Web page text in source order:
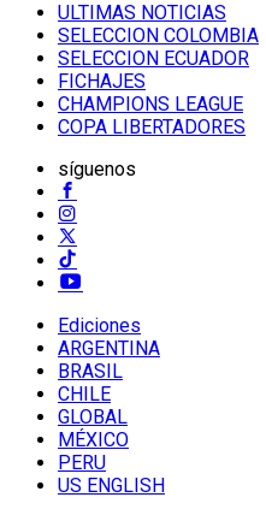
ULTIMAS NOTICIAS
SELECCION COLOMBIA
SELECCION ECUADOR
FICHAJES
CHAMPIONS LEAGUE
COPA LIBERTADORES
síguenos
Ediciones
ARGENTINA
BRASIL
CHILE
GLOBAL
MÉXICO
PERU
US ENGLISH